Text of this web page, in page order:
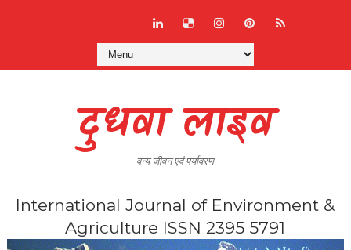
दुधवा लाइव
वन्य जीवन एवं पर्यावरण
International Journal of Environment &
Agriculture ISSN 2395 5791